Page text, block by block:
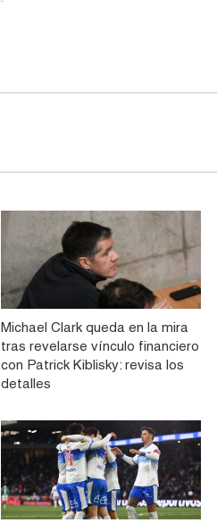
Michael Clark queda en la mira
tras revelarse vínculo financiero
con Patrick Kiblisky: revisa los
detalles